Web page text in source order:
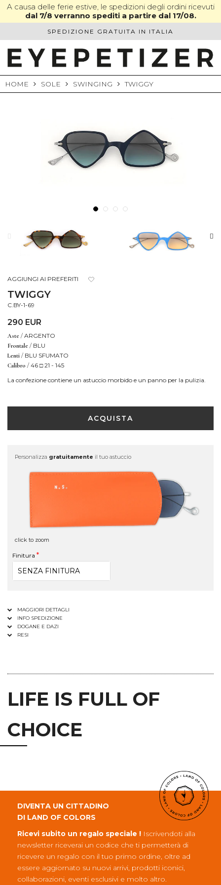
SkipA causa delle ferie estive, le spedizioni degli ordini ricevuti
dal 7/8 verranno spediti a partire dal 17/08.
SPEDIZIONE GRATUITA IN ITALIA
HOME SOLE SWINGING TWIGGY
AGGIUNGI AI PREFERITI
TWIGGY
C.BY-1-69
290 EUR
Aste / ARGENTO
Frontale / BLU
Lenti / BLU SFUMATO
Calibro / 46 □ 21 - 145
La confezione contiene un astuccio morbido e un panno per la pulizia.
ACQUISTA
Personalizza gratuitamente il tuo astuccio
click to zoom
Finitura
MAGGIORI DETTAGLI
INFO SPEDIZIONE
DOGANE E DAZI
RESI
LIFE IS FULL OF
CHOICE
DIVENTA UN CITTADINO
DI LAND OF COLORS
Ricevi subito un regalo speciale ! Iscrivendoti alla
newsletter riceverai un codice che ti permetterà di
ricevere un regalo con il tuo primo ordine, oltre ad
essere aggiornato su nuovi arrivi, prodotti iconici,
collaborazioni, eventi esclusivi e molto altro.